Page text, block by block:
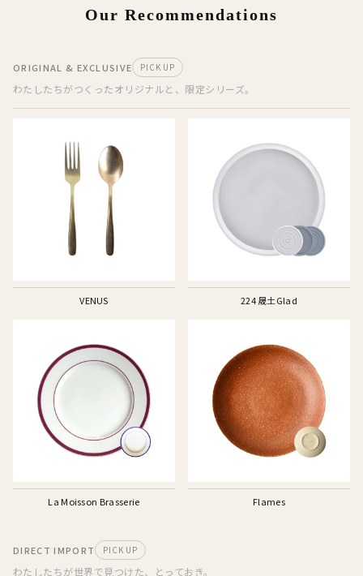
Our Recommendations
ORIGINAL & EXCLUSIVE PICK UP
わたしたちがつくったオリジナルと、限定シリーズ。
VENUS 224 晟土Glad
La Moisson Brasserie Flames
DIRECT IMPORT PICK UP
わたしたちが世界で見つけた、とっておき。